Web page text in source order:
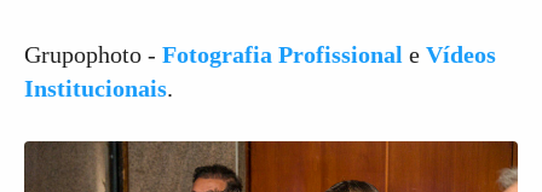
Grupophoto - Fotografia Profissional e Vídeos
Institucionais.